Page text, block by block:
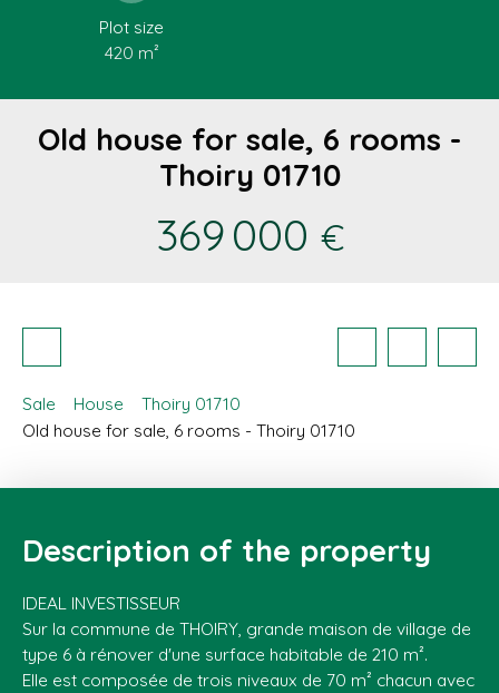
Plot size
420 m²
Old house for sale, 6 rooms -
Thoiry 01710
369 000 €
Sale House
Thoiry 01710
Old house for sale, 6 rooms - Thoiry 01710
Description of the property
IDEAL INVESTISSEUR
Sur la commune de THOIRY, grande maison de village de
type 6 à rénover d'une surface habitable de 210 m².
Elle est composée de trois niveaux de 70 m² chacun avec